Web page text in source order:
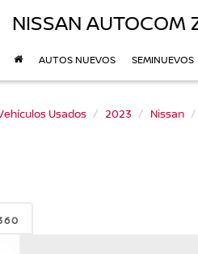
NISSAN AUTOCOM
AUTOS NUEVOS SEMINUEVOS
Usados 2023 Nissan